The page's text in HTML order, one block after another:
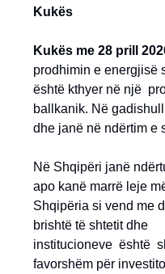
Kukës
Kukës me 28 prill
prodhimin e energjisë
është kthyer në një
ballkanik. Në
dhe janë në ndërtim e
Në Shqipëri janë
apo kanë marrë leje
Shqipëria si vend me
brishtë të shtetit dhe
institucioneve është
favorshëm për